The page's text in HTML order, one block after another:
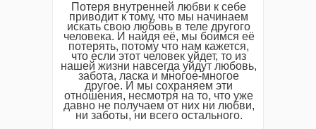
Потеря внутренней любви к себе
приводит к тому, что мы начинаем
искать свою любовь в теле другого
человека. И найдя её, мы боимся её
потерять, потому что нам кажется,
что если этот человек уйдет, то из
нашей жизни навсегда уйдут любовь,
забота, ласка и многое-многое
другое. И мы сохраняем эти
отношения, несмотря на то, что уже
давно не получаем от них ни любви,
ни заботы, ни всего остального.